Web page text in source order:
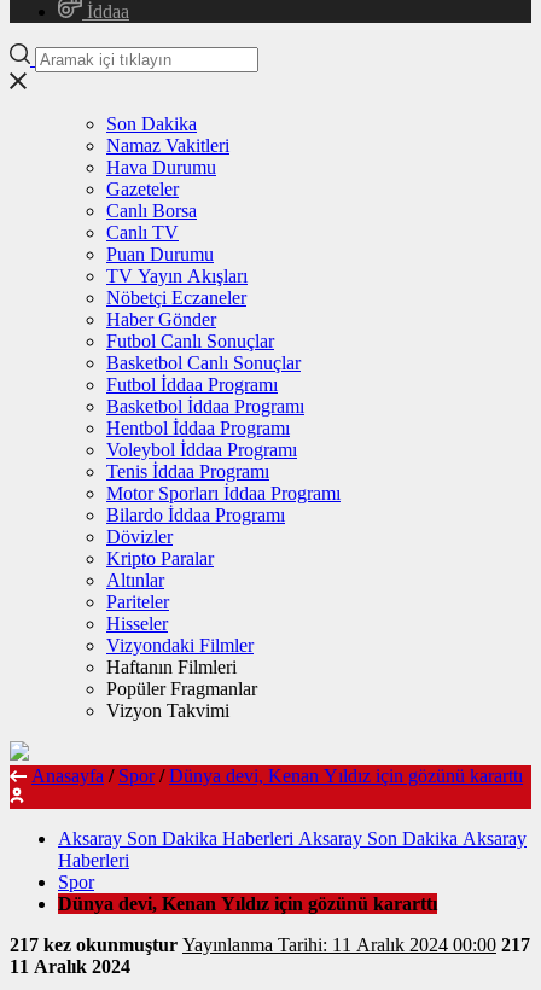
İddaa
Son Dakika
Namaz Vakitleri
Hava Durumu
Gazeteler
Canlı Borsa
Canlı TV
Puan Durumu
TV Yayın Akışları
Nöbetçi Eczaneler
Haber Gönder
Futbol Canlı Sonuçlar
Basketbol Canlı Sonuçlar
Futbol İddaa Programı
Basketbol İddaa Programı
Hentbol İddaa Programı
Voleybol İddaa Programı
Tenis İddaa Programı
Motor Sporları İddaa Programı
Bilardo İddaa Programı
Dövizler
Kripto Paralar
Altınlar
Pariteler
Hisseler
Vizyondaki Filmler
Haftanın Filmleri
Popüler Fragmanlar
Vizyon Takvimi
Anasayfa / Spor / Dünya devi, Kenan Yıldız için gözünü kararttı
Aksaray Son Dakika Haberleri Aksaray Son Dakika Aksaray
Haberleri
Spor
Dünya devi, Kenan Yıldız için gözünü kararttı
217 kez okunmuştur
Yayınlanma Tarihi: 11 Aralık 2024 00:00 217
11 Aralık 2024